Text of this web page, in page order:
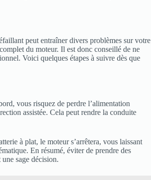
peut entraîner divers problèmes sur votre
du moteur. Il est donc conseillé de ne
Voici quelques étapes à suivre dès que
vous risquez de perdre l’alimentation
assistée. Cela peut rendre la conduite
à plat, le moteur s’arrêtera, vous laissant
En résumé, éviter de prendre des
sage décision.